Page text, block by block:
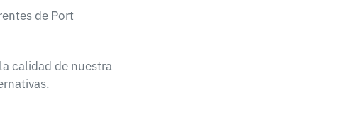
de Port
calidad de nuestra